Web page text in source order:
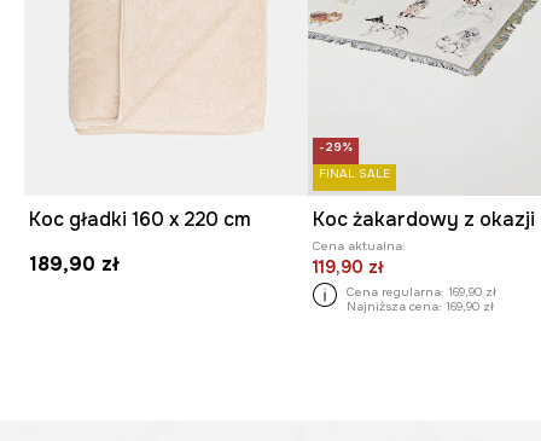
Koc gładki 160 x 220 cm
189,90 zł
-29%
FINAL SALE
Cena aktualna:
119,90 zł
Cena regularna: 169,90 zł
Najniższa cena: 169,90 zł